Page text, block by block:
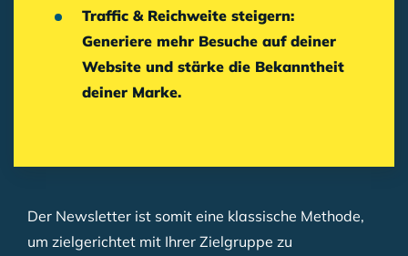
Traffic & Reichweite steigern:
Generiere mehr Besuche auf deiner
Website und stärke die Bekanntheit
deiner Marke.
Der Newsletter ist somit eine klassische Methode,
um zielgerichtet mit Ihrer Zielgruppe zu